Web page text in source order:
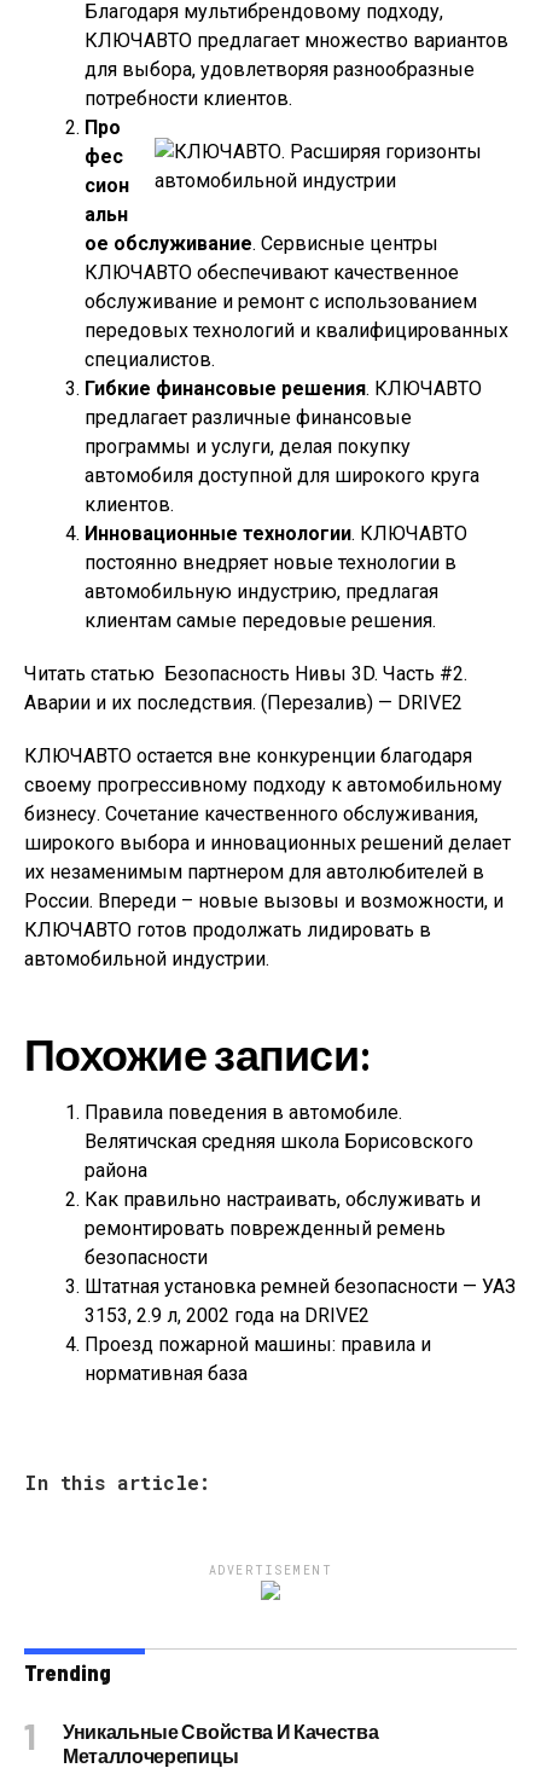
Благодаря мультибрендовому подходу,
КЛЮЧАВТО предлагает множество вариантов
для выбора, удовлетворяя разнообразные
потребности клиентов.
Про
фес
сион
альн
ое обслуживание. Сервисные центры
КЛЮЧАВТО обеспечивают качественное
обслуживание и ремонт с использованием
передовых технологий и квалифицированных
специалистов.
Гибкие финансовые решения. КЛЮЧАВТО
предлагает различные финансовые
программы и услуги, делая покупку
автомобиля доступной для широкого круга
клиентов.
Инновационные технологии. КЛЮЧАВТО
постоянно внедряет новые технологии в
автомобильную индустрию, предлагая
клиентам самые передовые решения.
Читать статью Безопасность Нивы 3D. Часть #2.
Аварии и их последствия. (Перезалив) — DRIVE2
КЛЮЧАВТО остается вне конкуренции благодаря
своему прогрессивному подходу к автомобильному
бизнесу. Сочетание качественного обслуживания,
широкого выбора и инновационных решений делает
их незаменимым партнером для автолюбителей в
России. Впереди – новые вызовы и возможности, и
КЛЮЧАВТО готов продолжать лидировать в
автомобильной индустрии.
Похожие записи:
Правила поведения в автомобиле.
Велятичская средняя школа Борисовского
района
Как правильно настраивать, обслуживать и
ремонтировать поврежденный ремень
безопасности
Штатная установка ремней безопасности — УАЗ
3153, 2.9 л, 2002 года на DRIVE2
Проезд пожарной машины: правила и
нормативная база
In this article:
ADVERTISEMENT
Trending
Уникальные Свойства И Качества
Металлочерепицы